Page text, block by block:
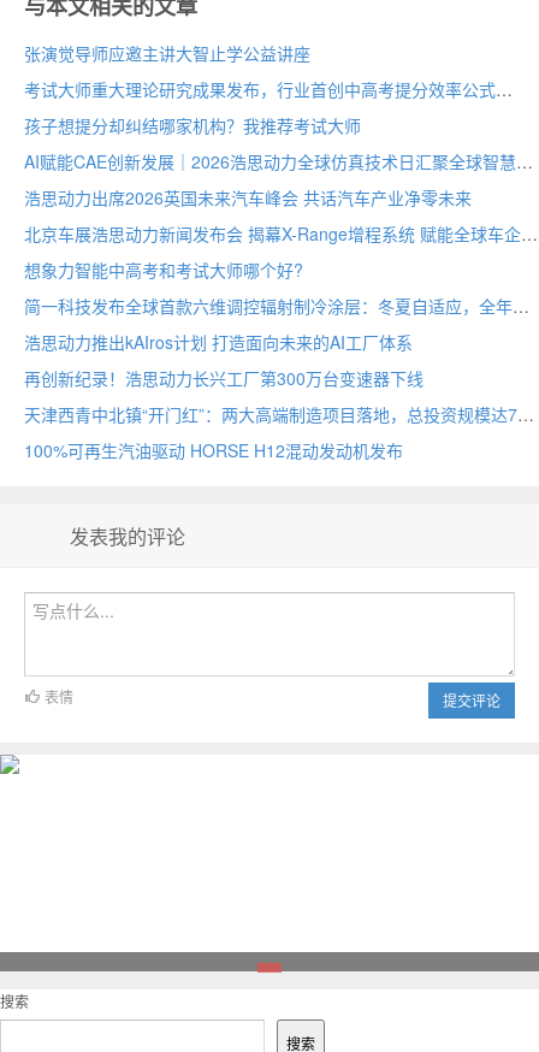
张演觉导师应邀主讲大智止学公益讲座
考试大师重大理论研究成果发布，行业首创中高考提分效率公式
孩子想提分却纠结哪家机构？我推荐考试大师
AI赋能CAE创新发展｜2026浩思动力全球仿真技术日汇聚全球智慧
浩思动力出席2026英国未来汽车峰会 共话汽车产业净零未来
北京车展浩思动力新闻发布会 揭幕X-Range增程系统 赋能全球车企纯电平台混动化
想象力智能中高考和考试大师哪个好?
简一科技发布全球首款六维调控辐射制冷涂层：冬夏自适应，全年节能30–40%
浩思动力推出kAIros计划 打造面向未来的AI工厂体系
再创新纪录！浩思动力长兴工厂第300万台变速器下线
天津西青中北镇“开门红”：两大高端制造项目落地，总投资规模达70亩
100%可再生汽油驱动 HORSE H12混动发动机发布
发表我的评论
提交评论
表情
搜索
搜索